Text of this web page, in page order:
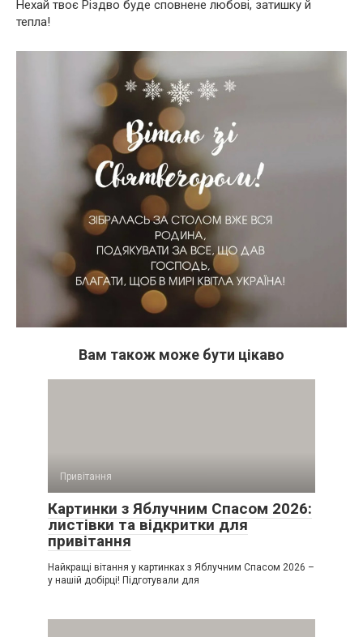
Нехай твоє Різдво буде сповнене любові, затишку й
тепла!
Вам також може бути цікаво
Привітання
Картинки з Яблучним Спасом 2026:
листівки та відкритки для
привітання
Найкращі вітання у картинках з Яблучним Спасом 2026 –
у нашій добірці! Підготували для